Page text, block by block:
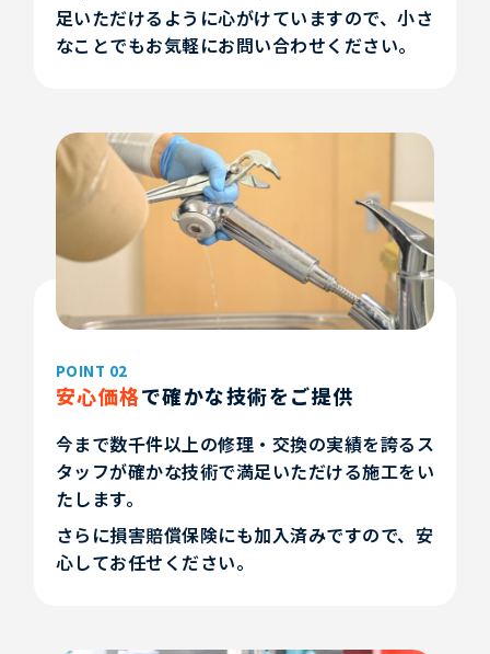
足いただけるように心がけていますので、小さ
なことでもお気軽にお問い合わせください。
POINT 02
安心価格で確かな技術をご提供
今まで数千件以上の修理・交換の実績を誇るス
タッフが確かな技術で満足いただける施工をい
たします。
さらに損害賠償保険にも加入済みですので、安
心してお任せください。